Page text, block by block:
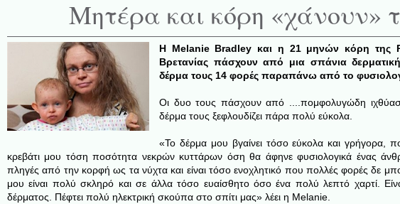
Μητέρα και κόρη «χάνουν»
Η Melanie Bradley και η 21 μηνών κόρη της
Βρετανίας πάσχουν από μια σπάνια
δέρμα τους 14 φορές παραπάνω από το
Οι δυο τους πάσχουν από ....πομφολυγώδη
δέρμα τους ξεφλουδίζει πάρα πολύ εύκολα.
«Το δέρμα μου βγαίνει τόσο εύκολα και
κρεβάτι μου τόση ποσότητα νεκρών κυττάρων όση θα άφηνε φυσιολογικά ένας
πληγές από την κορφή ως τα νύχτα και είναι τόσο ενοχλητικό που πολλές φορές δε
μου είναι πολύ σκληρό και σε άλλα τόσο ευαίσθητο όσο ένα πολύ λεπτό χαρτί.
δέρματος. Πέφτει πολύ ηλεκτρική σκούπα στο σπίτι μας» λέει η Melanie.